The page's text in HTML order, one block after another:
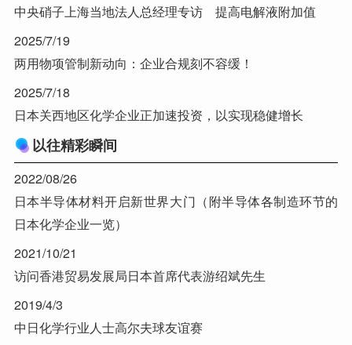
中央硝子上海当地法人总经理专访 提高电解液附加值
2025/7/19
两用物项管制新动向：企业合规刻不容缓！
2025/7/18
日本关西地区化学企业正加速投资，以实现稳健增长
以往精彩瞬间
2022/08/26
日本半导体材料开启新世界大门（附半导体各制造环节的
日本化学企业一览）
2021/10/21
访问香港贸易发展局日本首席代表游绍斌先生
2019/4/3
中日化学行业人士高尔夫球友谊赛